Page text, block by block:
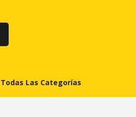
Todas Las Categorías